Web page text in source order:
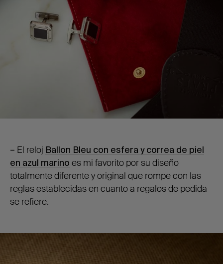
– El reloj Ballon Bleu con esfera y correa de piel
en azul marino es mi favorito por su diseño
totalmente diferente y original que rompe con las
reglas establecidas en cuanto a regalos de pedida
se refiere.